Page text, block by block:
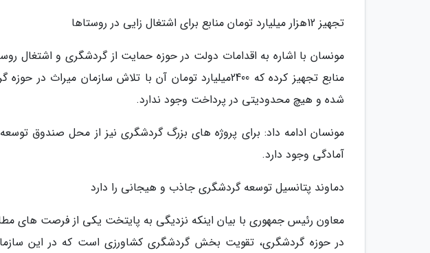
تجهیز 12هزار میلیارد تومان منابع برای اشتغال زایی در روستاها
شده و هیچ محدودیتی در پرداخت وجود ندارد.
آمادگی وجود دارد.
دماوند پتانسیل توسعه گردشگری جاذب و هیجانی را دارد
معاون رئیس جمهوری با بیان اینکه نزدیگی به پایتخت یکی از فرصت های
در حوزه گردشگری، تقویت بخش گردشگری کشاورزی است که در این